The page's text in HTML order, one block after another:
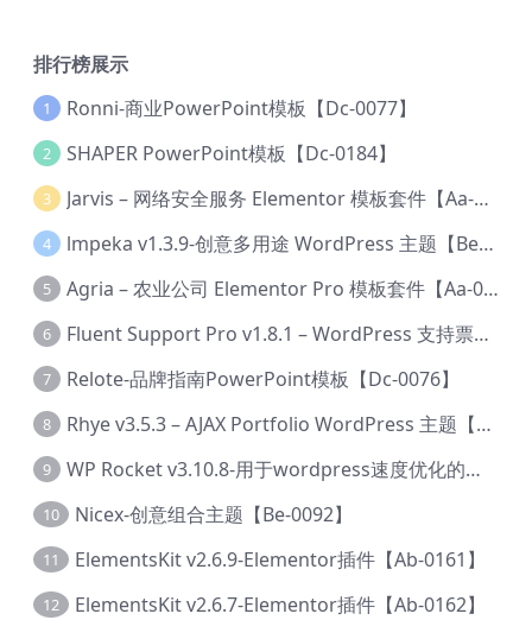
排行榜展示
1 Ronni-商业PowerPoint模板【Dc-0077】
2 SHAPER PowerPoint模板【Dc-0184】
3 Jarvis – 网络安全服务 Elementor 模板套件【Aa-0035】
4 lmpeka v1.3.9-创意多用途 WordPress 主题【Be-0064】
5 Agria – 农业公司 Elementor Pro 模板套件【Aa-0003】
6 Fluent Support Pro v1.8.1 – WordPress 支持票务系统【Cc-0041】
7 Relote-品牌指南PowerPoint模板【Dc-0076】
8 Rhye v3.5.3 – AJAX Portfolio WordPress 主题【Bi-0049】
9 WP Rocket v3.10.8-用于wordpress速度优化的缓存加速插件【Cd-0019】
10 Nicex-创意组合主题【Be-0092】
11 ElementsKit v2.6.9-Elementor插件【Ab-0161】
12 ElementsKit v2.6.7-Elementor插件【Ab-0162】